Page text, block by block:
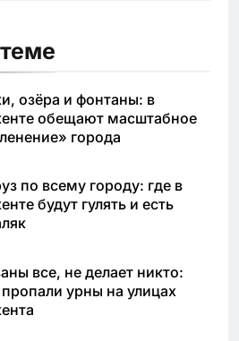
озёра и фонтаны: в
обещают масштабное
города
по всему городу: где в
будут гулять и есть
все, не делает никто:
пропали урны на улицах